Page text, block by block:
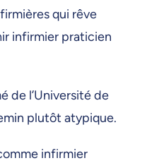
qui rêve
infirmier praticien
de l’Université de
plutôt atypique.
infirmier